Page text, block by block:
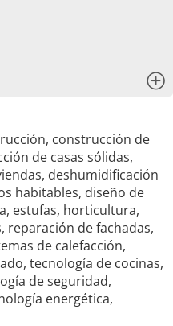
construcción de
de casas sólidas,
deshumidificación
habitables, diseño de
estufas, horticultura,
reparación de fachadas,
de calefacción,
tecnología de cocinas,
de seguridad,
energética,